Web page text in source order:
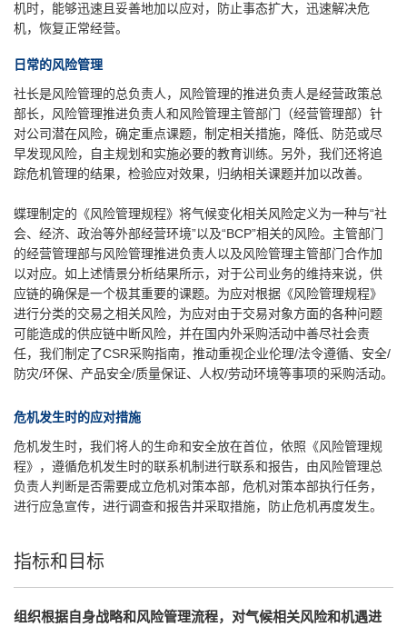
机时，能够迅速且妥善地加以应对，防止事态扩大，迅速解决危
机，恢复正常经营。
日常的风险管理
社长是风险管理的总负责人，风险管理的推进负责人是经营政策总
部长，风险管理推进负责人和风险管理主管部门（经营管理部）针
对公司潜在风险，确定重点课题，制定相关措施，降低、防范或尽
早发现风险，自主规划和实施必要的教育训练。另外，我们还将追
踪危机管理的结果，检验应对效果，归纳相关课题并加以改善。
蝶理制定的《风险管理规程》将气候变化相关风险定义为一种与“社
会、经济、政治等外部经营环境”以及“BCP”相关的风险。主管部门
的经营管理部与风险管理推进负责人以及风险管理主管部门合作加
以对应。如上述情景分析结果所示，对于公司业务的维持来说，供
应链的确保是一个极其重要的课题。为应对根据《风险管理规程》
进行分类的交易之相关风险，为应对由于交易对象方面的各种问题
可能造成的供应链中断风险，并在国内外采购活动中善尽社会责
任，我们制定了CSR采购指南，推动重视企业伦理/法令遵循、安全/
防灾/环保、产品安全/质量保证、人权/劳动环境等事项的采购活动。
危机发生时的应对措施
危机发生时，我们将人的生命和安全放在首位，依照《风险管理规
程》，遵循危机发生时的联系机制进行联系和报告，由风险管理总
负责人判断是否需要成立危机对策本部，危机对策本部执行任务，
进行应急宣传，进行调查和报告并采取措施，防止危机再度发生。
指标和目标
组织根据自身战略和风险管理流程，对气候相关风险和机遇进